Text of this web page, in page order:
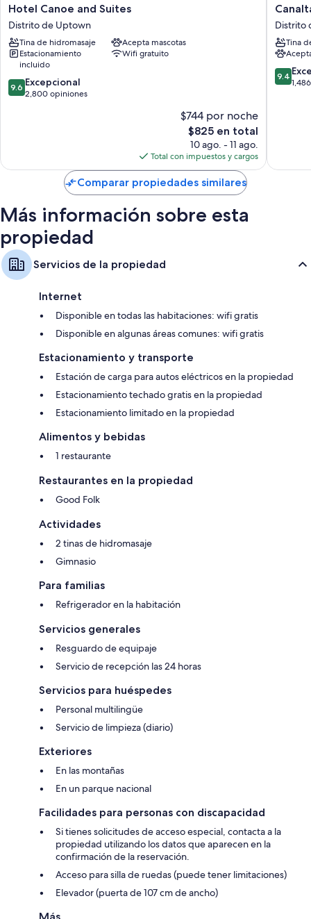
Otros de los servicios que también encontrarás en las habitaciones
incluyen:
Baños con secadoras de cabello
Televisiones de 50 pulgadas con canales por cable
Refrigeradores, teteras eléctricas y calefacción
Hotel
Canoe
and
Suites
Distrito
Uptown
Hotel Canoe and Suites
Distrito de Uptown
Tina de hidromasaje
Acepta mascotas
Estacionamiento
incluido
Wifi gratuito
9.6
de
9.6 Excepcional
2,800 opiniones
$744 por noche
El
precio
actual
es
de
$825
$825 en total
10 ago. - 11 ago.
Total con impuestos y cargos
Canalta
Hotel
Lodge
Distrito
de
Uptown
Distrito
Tina
9.4
de
9.4
Comparar propiedades similares
Más información sobre esta
propiedad
Servicios de la propiedad
Internet
Disponible en todas las habitaciones: wifi gratis
Disponible en algunas áreas comunes: wifi gratis
Estacionamiento y transporte
Estación de carga para autos eléctricos en la propiedad
Estacionamiento techado gratis en la propiedad
Estacionamiento limitado en la propiedad
Alimentos y bebidas
1 restaurante
Restaurantes en la propiedad
Good Folk
Actividades
2 tinas de hidromasaje
Gimnasio
Para familias
Refrigerador en la habitación
Servicios generales
Resguardo de equipaje
Servicio de recepción las 24 horas
Servicios para huéspedes
Personal multilingüe
Servicio de limpieza (diario)
Exteriores
En las montañas
En un parque nacional
Facilidades para personas con discapacidad
Si tienes solicitudes de acceso especial, contacta a la
propiedad utilizando los datos que aparecen en la
confirmación de la reservación.
Acceso para silla de ruedas (puede tener limitaciones)
Elevador (puerta de 107 cm de ancho)